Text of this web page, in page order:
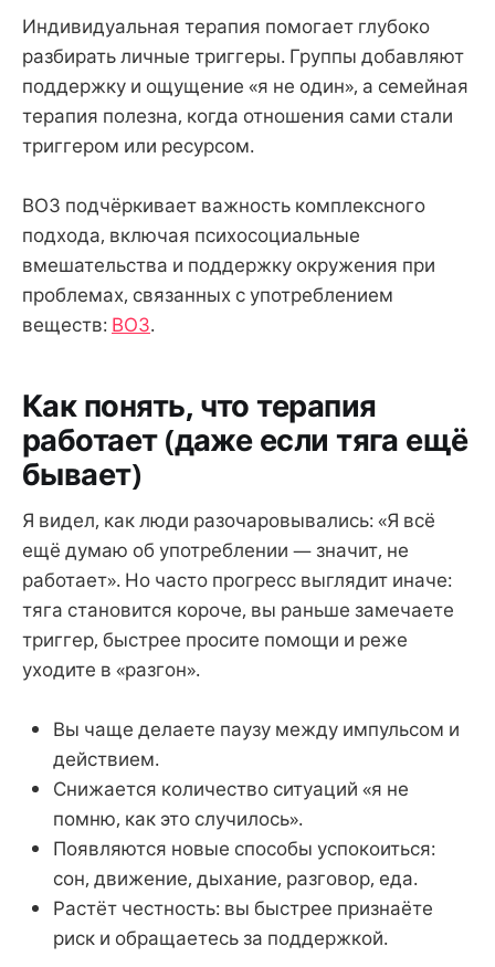
Индивидуальная терапия помогает глубоко
разбирать личные триггеры. Группы добавляют
поддержку и ощущение «я не один», а семейная
терапия полезна, когда отношения сами стали
триггером или ресурсом.
ВОЗ подчёркивает важность комплексного
подхода, включая психосоциальные
вмешательства и поддержку окружения при
проблемах, связанных с употреблением
веществ: ВОЗ.
Как понять, что терапия
работает (даже если тяга ещё
бывает)
Я видел, как люди разочаровывались: «Я всё
ещё думаю об употреблении — значит, не
работает». Но часто прогресс выглядит иначе:
тяга становится короче, вы раньше замечаете
триггер, быстрее просите помощи и реже
уходите в «разгон».
Вы чаще делаете паузу между импульсом и
действием.
Снижается количество ситуаций «я не
помню, как это случилось».
Появляются новые способы успокоиться:
сон, движение, дыхание, разговор, еда.
Растёт честность: вы быстрее признаёте
риск и обращаетесь за поддержкой.